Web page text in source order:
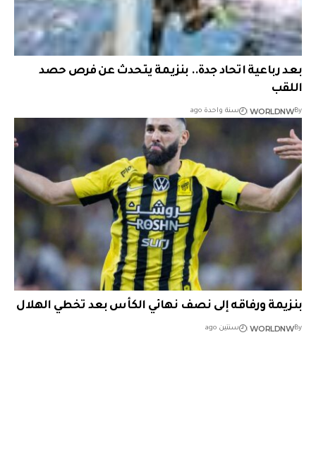
بعد رباعية اتحاد جدة.. بنزيمة يتحدث عن فرص حصد
اللقب
By
WORLDNW سنة واحدة ago
بنزيمة ورفاقه إلى نصف نهائي الكأس بعد تخطي الهلال
By
WORLDNW سنتين ago